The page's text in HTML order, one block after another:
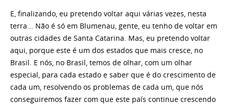
E, finalizando, eu pretendo voltar aqui várias vezes, nesta
terra... Não é só em Blumenau, gente, eu tenho de voltar em
outras cidades de Santa Catarina. Mas, eu pretendo voltar
aqui, porque este é um dos estados que mais cresce, no
Brasil. E nós, no Brasil, temos de olhar, com um olhar
especial, para cada estado e saber que é do crescimento de
cada um, resolvendo os problemas de cada um, que nós
conseguiremos fazer com que este país continue crescendo